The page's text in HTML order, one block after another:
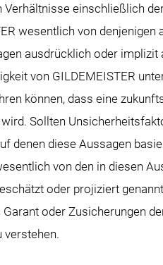
einschließlich
wesentlich von
ausdrücklich oder
von GILDEMEISTER
können, dass eine
Sollten
denen diese Aussagen
von den in diesen
oder projiziert
oder Zusicherungen
verstehen.